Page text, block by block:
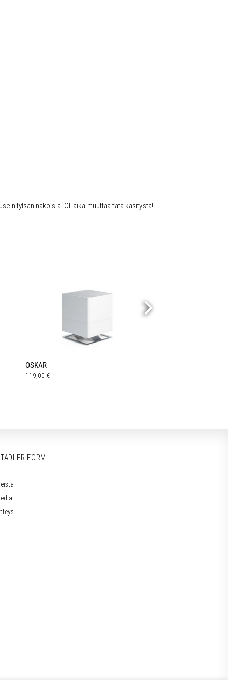
tylsän näköisiä. Oli aika muuttaa tätä käsitystä!
OSKAR
119,00 €
FORM